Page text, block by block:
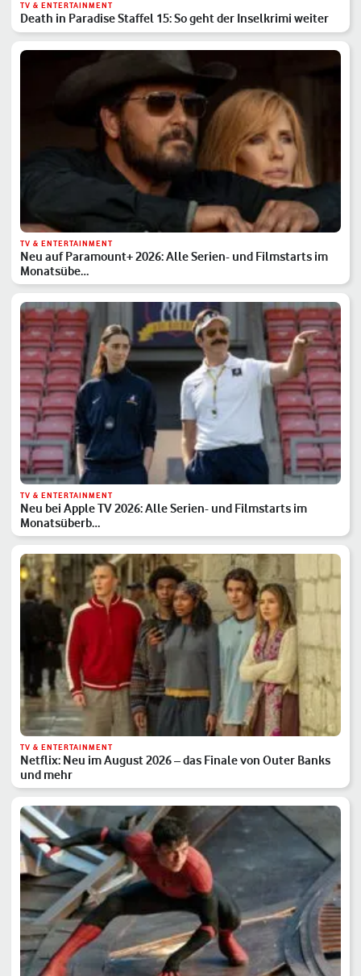
TV & ENTERTAINMENT
Death in Paradise Staffel 15: So geht der Inselkrimi weiter
TV & ENTERTAINMENT
Neu auf Paramount+ 2026: Alle Serien- und Filmstarts im
Monatsübe…
TV & ENTERTAINMENT
Neu bei Apple TV 2026: Alle Serien- und Filmstarts im
Monatsüberb…
TV & ENTERTAINMENT
Netflix: Neu im August 2026 – das Finale von Outer Banks
und mehr